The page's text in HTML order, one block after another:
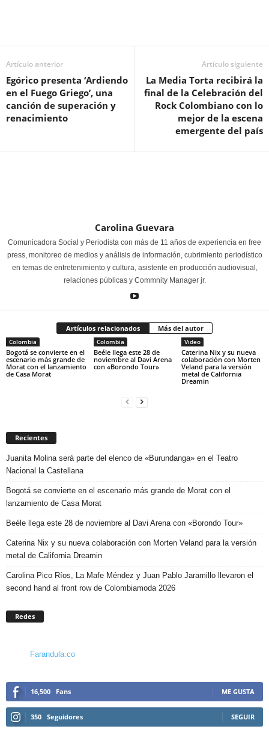
Artículo anterior
Egórico presenta ‘Ardiendo
en el Fuego Griego’, una
canción de superación y
renacimiento
Artículo siguiente
La Media Torta recibirá la
final de la Celebración del
Rock Colombiano con lo
mejor de la escena
emergente del país
Carolina Guevara
Comunicadora Social y Periodista con más de 11 años de experiencia en free
press, monitoreo de medios y análisis de información, cubrimiento periodístico
en temas de entretenimiento y cultura, asistente en producción audiovisual,
relaciones públicas y Commnity Manager jr.
Artículos relacionados Más del autor
Colombia
Bogotá se convierte en el
escenario más grande de
Morat con el lanzamiento
de Casa Morat
Colombia
Beéle llega este 28 de
noviembre al Davi Arena
con «Borondo Tour»
Video
Caterina Nix y su nueva
colaboración con Morten
Veland para la versión
metal de California
Dreamin
Recientes
Juanita Molina será parte del elenco de «Burundanga» en el Teatro
Nacional la Castellana
Bogotá se convierte en el escenario más grande de Morat con el
lanzamiento de Casa Morat
Beéle llega este 28 de noviembre al Davi Arena con «Borondo Tour»
Caterina Nix y su nueva colaboración con Morten Veland para la versión
metal de California Dreamin
Carolina Pico Ríos, La Mafe Méndez y Juan Pablo Jaramillo llevaron el
second hand al front row de Colombiamoda 2026
Redes
Farandula.co
16,500 Fans ME GUSTA
350 Seguidores SEGUIR